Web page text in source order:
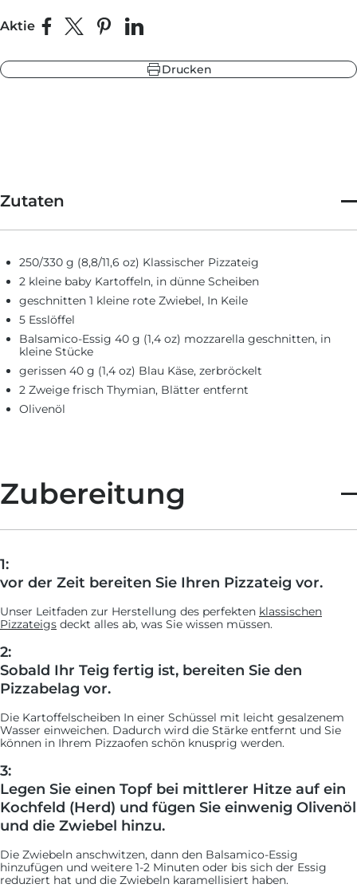
Aktie Auf Facebook teilen
Teilen auf X
Auf Pinterest pinnen
Auf LinkedIn teilen
Drucken
Zubereitung
1:
vor der Zeit bereiten Sie Ihren Pizzateig vor.
Unser Leitfaden zur Herstellung des perfekten klassischen
Pizzateigs deckt alles ab, was Sie wissen müssen.
2:
Sobald Ihr Teig fertig ist, bereiten Sie den
Pizzabelag vor.
Die Kartoffelscheiben In einer Schüssel mit leicht gesalzenem
Wasser einweichen. Dadurch wird die Stärke entfernt und Sie
können in Ihrem Pizzaofen schön knusprig werden.
3:
Legen Sie einen Topf bei mittlerer Hitze auf ein
Kochfeld (Herd) und fügen Sie einwenig Olivenöl
und die Zwiebel hinzu.
Die Zwiebeln anschwitzen, dann den Balsamico-Essig
hinzufügen und weitere 1-2 Minuten oder bis sich der Essig
reduziert hat und die Zwiebeln karamellisiert haben.
Zutaten
250/330 g (8,8/11,6 oz) Klassischer Pizzateig
2 kleine baby Kartoffeln, in dünne Scheiben
geschnitten 1 kleine rote Zwiebel, In Keile
5 Esslöffel
Balsamico-Essig 40 g (1,4 oz) mozzarella geschnitten, in
kleine Stücke
gerissen 40 g (1,4 oz) Blau Käse, zerbröckelt
2 Zweige frisch Thymian, Blätter entfernt
Olivenöl